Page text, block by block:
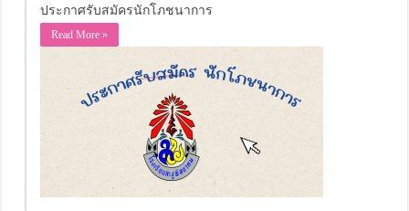
ประกาศรับสมัครนักโภชนาการ
Read More »